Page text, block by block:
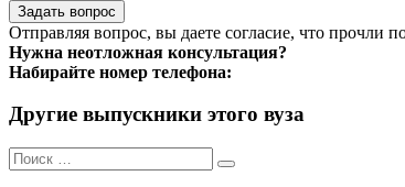
Задать вопрос
Отправляя вопрос, вы даете согласие, что прочли
Нужна неотложная консультация?
Набирайте номер телефона:
Другие выпускники этого вуза
Search
for:
Search